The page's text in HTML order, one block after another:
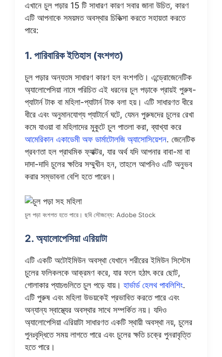
এখানে চুল পড়ার 15 টি সাধারণ কারণ সবার জানা উচিত, কারণ
এটি আপনাকে সময়মত অবস্থার চিকিত্সা করতে সহায়তা করতে
পারে:
1. পারিবারিক ইতিহাস (বংশগত)
চুল পড়ার অন্যতম সাধারণ কারণ হল বংশগতি। এন্ড্রোজেনেটিক
অ্যালোপেসিয়া নামে পরিচিত এই ধরনের চুল পড়াকে প্রায়ই পুরুষ-
প্যাটার্ন টাক বা মহিলা-প্যাটার্ন টাক বলা হয়। এটি সাধারণত ধীরে
ধীরে এবং অনুমানযোগ্য প্যাটার্নে ঘটে, যেমন পুরুষদের চুলের রেখা
কমে যাওয়া বা মহিলাদের মুকুটে চুল পাতলা করা, ব্যাখ্যা করে
আমেরিকান একাডেমী অফ ডার্মাটোলজি অ্যাসোসিয়েশন. জেনেটিক
প্রবণতা হল প্রাথমিক ফ্যাক্টর, যার অর্থ যদি আপনার বাবা-মা বা
দাদা-দাদি চুলের ক্ষতির সম্মুখীন হন, তাহলে আপনিও এটি অনুভব
করার সম্ভাবনা বেশি হতে পারেন।
চুল পড়া বংশগত হতে পারে। ছবি সৌজন্যে: Adobe Stock
2. অ্যালোপেসিয়া এরিয়াটা
এটি একটি অটোইমিউন অবস্থা যেখানে শরীরের ইমিউন সিস্টেম
চুলের ফলিকলকে আক্রমণ করে, যার ফলে হঠাৎ করে ছোট,
গোলাকার প্যাচগুলিতে চুল পড়ে যায়। হার্ভার্ড হেলথ পাবলিশিং.
এটি পুরুষ এবং মহিলা উভয়কেই প্রভাবিত করতে পারে এবং
অন্যান্য স্বাস্থ্যের অবস্থার সাথে সম্পর্কিত নয়। যদিও
অ্যালোপেসিয়া এরিয়াটা সাধারণত একটি স্থায়ী অবস্থা নয়, চুলের
পুনঃবৃদ্ধিতে সময় লাগতে পারে এবং চুলের ক্ষতি চক্রে পুনরাবৃত্তি
হতে পারে।